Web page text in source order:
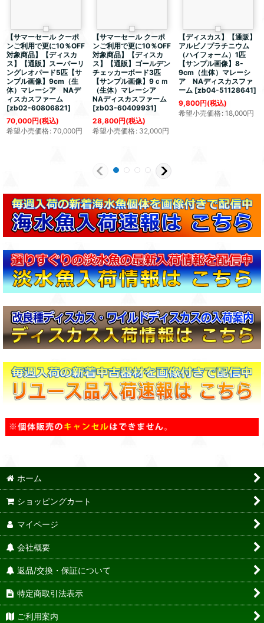
【サマーセール クーポ
ンご利用で更に10％OFF
対象商品】【ディスカ
ス】【通販】スーパーリ
ングレオパード5匹【サ
ンプル画像】9cm（生
体）マレーシア NAデ
ィスカスファーム
[zb02-60806821]
70,000円(税込)
希望小売価格: 70,000円
【サマーセール クーポ
ンご利用で更に10％OFF
対象商品】【ディスカ
ス】【通販】ゴールデン
チェッカーボード3匹
【サンプル画像】9ｃｍ
（生体）マレーシア
NAディスカスファーム
[zb03-60409931]
28,800円(税込)
希望小売価格: 32,000円
【ディスカス】【通販】
アルビノプラチニウム
（ハイフォーム）1匹
【サンプル画像】8-
9cm（生体）マレーシ
ア NAディスカスファ
ーム [zb04-51128641]
9,800円(税込)
希望小売価格: 18,000円
ホーム
ショッピングカート
マイページ
会社概要
返品/交換・保証について
特定商取引法表示
ご利用案内